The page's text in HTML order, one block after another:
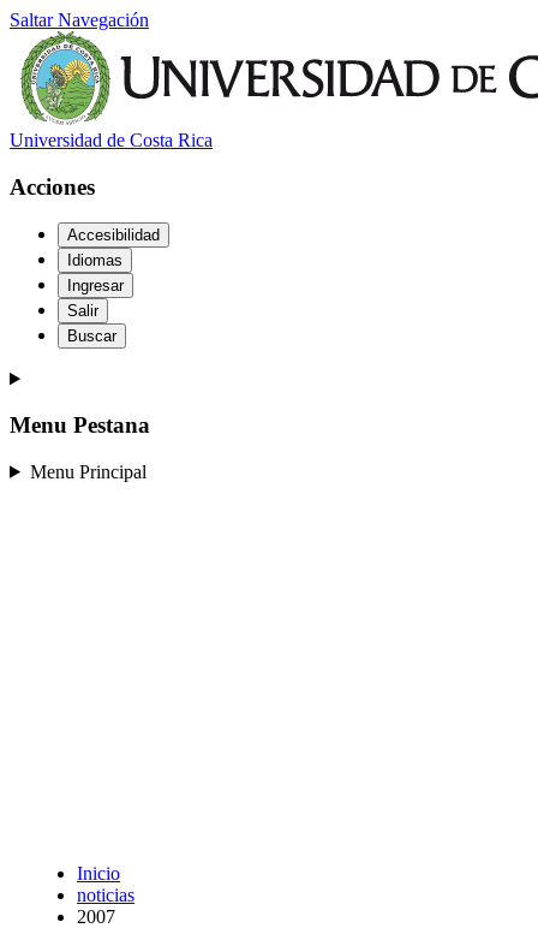
Saltar Navegación
Universidad de Costa Rica
Acciones
Accesibilidad
Idiomas
Ingresar
Salir
Buscar
Menu Pestana
Menu Principal
Inicio
noticias
2007